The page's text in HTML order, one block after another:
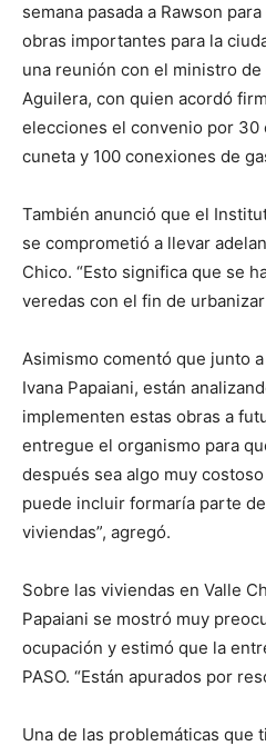
semana pasada a Rawson
obras importantes para la
una reunión con el ministro
Aguilera, con quien acordó
elecciones el convenio por 30
cuneta y 100 conexiones de
También anunció que el
se comprometió a llevar
Chico. “Esto significa que se
veredas con el fin de
Asimismo comentó que junto
Ivana Papaiani, están
implementen estas obras a
entregue el organismo para
después sea algo muy
puede incluir formaría parte
viviendas”, agregó.
Sobre las viviendas en Valle
Papaiani se mostró muy
ocupación y estimó que la
PASO. “Están apurados por
Una de las problemáticas que